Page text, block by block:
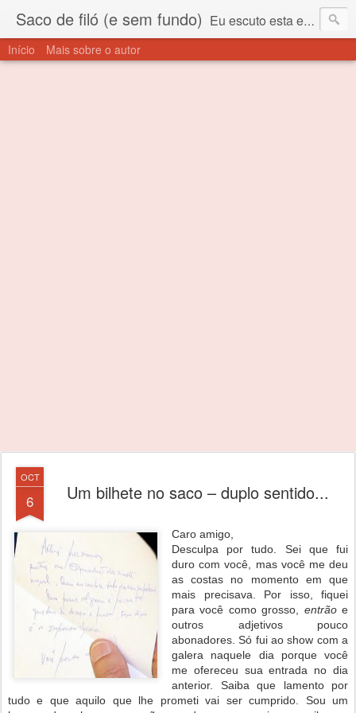
Saco de filó (e sem fundo) Eu escuto esta expressão "saco de filó" desde criança. Para quem não sabe, filó é um tecido todo furadinho e permite que um saco feito com ele, mesmo que muito exposto ao ar soprado para dentro, nunca vai se encher. Aí está o propósito deste nome... Para viver em sociedade tem que ter saco de filó.
Início Mais sobre o autor
OCT
6 Um bilhete no saco – duplo sentido...
Caro amigo,
Desculpa por tudo. Sei que fui
duro com você, mas você me deu
as costas no momento em que
mais precisava. Por isso, fiquei
para você como grosso,
entrãoe
outros adjetivos pouco
abonadores. Só fui ao show com a
galera naquele dia porque você
me ofereceu sua entrada no dia
anterior. Saiba que lamento por
tudo e que aquilo que lhe prometi vai ser cumprido. Sou um